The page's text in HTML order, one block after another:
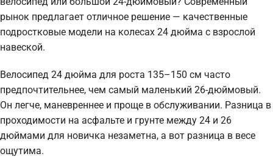
рынок предлагает отличное решение — качественные
подростковые модели на колесах 24 дюйма с взрослой
навеской.
Велосипед 24 дюйма для роста 135–150 см часто
предпочтительнее, чем самый маленький 26-дюймовый.
Он легче, маневреннее и проще в обслуживании. Разница в
проходимости на асфальте и грунте между 24 и 26
дюймами для новичка незаметна, а вот разница в весе
ощутима.